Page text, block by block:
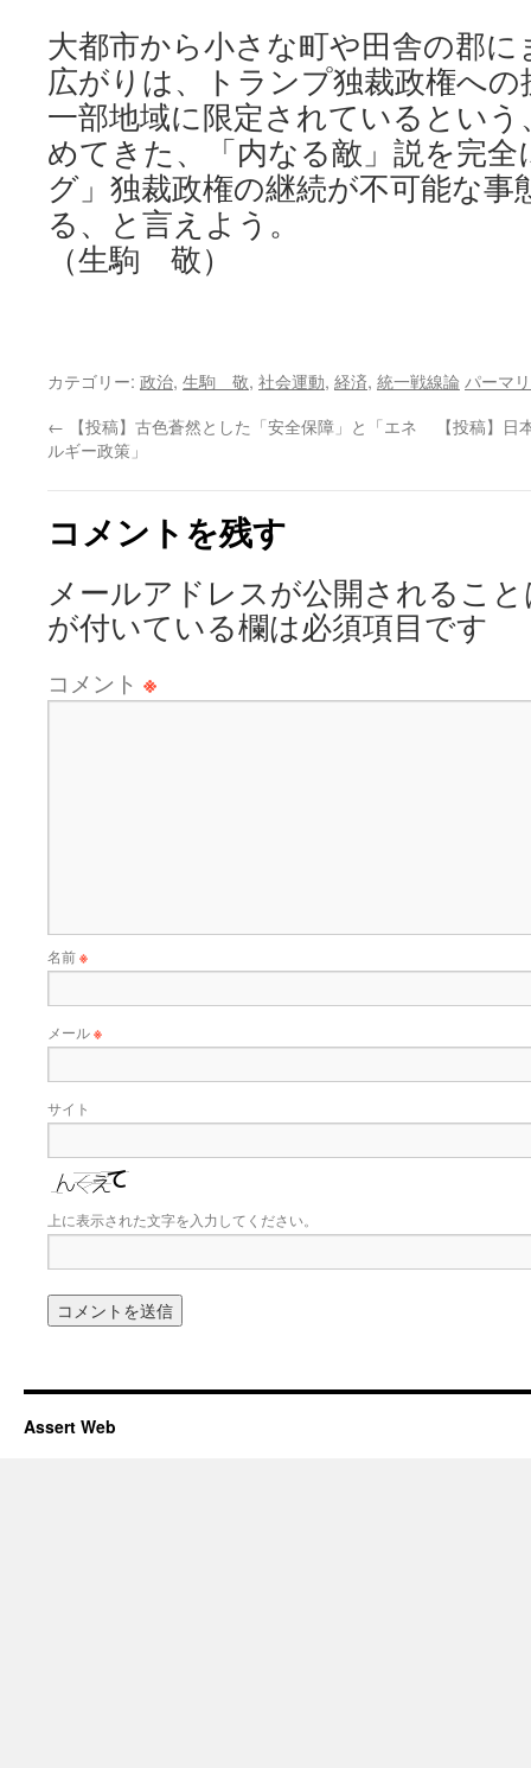
大都市から小さな町や田舎の郡
広がりは、トランプ独裁政権への
一部地域に限定されているとい
めてきた、「内なる敵」説を完
グ」独裁政権の継続が不可能な
る、と言えよう。
（生駒 敬）
カテゴリー: 政治, 生駒 敬, 社会運動, 経済, 統一戦線論 パーマ
← 【投稿】古色蒼然とした「安全保障」と「エネ
ルギー政策」
【投稿】
コメントを残す
メールアドレスが公開されるこ
が付いている欄は必須項目です
コメント ※
名前※
メール※
サイト
上に表示された文字を入力してください。
Assert Web